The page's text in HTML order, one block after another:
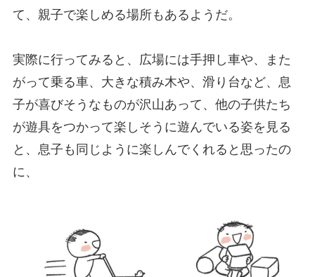
て、親子で楽しめる場所もあるようだ。
実際に行ってみると、広場には手押し車や、また
がって乗る車、大きな積み木や、滑り台など、息
子が喜びそうなものが沢山あって、他の子供たち
が遊具をつかって楽しそうに遊んでいる姿を見る
と、息子も同じように楽しんでくれると思ったの
に、